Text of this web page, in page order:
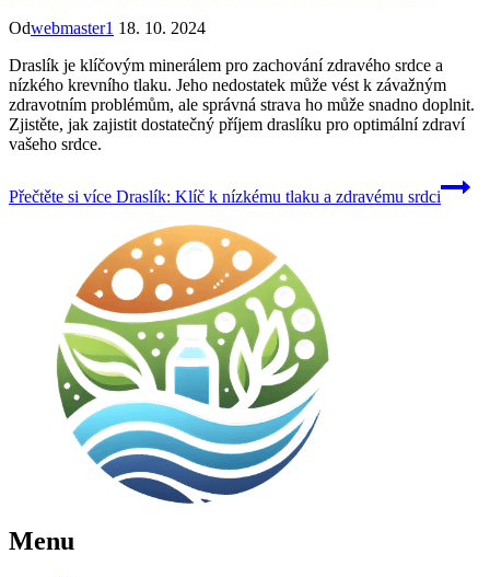
Odwebmaster1 18. 10. 2024
Draslík je klíčovým minerálem pro zachování zdravého srdce a
nízkého krevního tlaku. Jeho nedostatek může vést k závažným
zdravotním problémům, ale správná strava ho může snadno doplnit.
Zjistěte, jak zajistit dostatečný příjem draslíku pro optimální zdraví
vašeho srdce.
Přečtěte si více Draslík: Klíč k nízkému tlaku a zdravému srdci
Menu